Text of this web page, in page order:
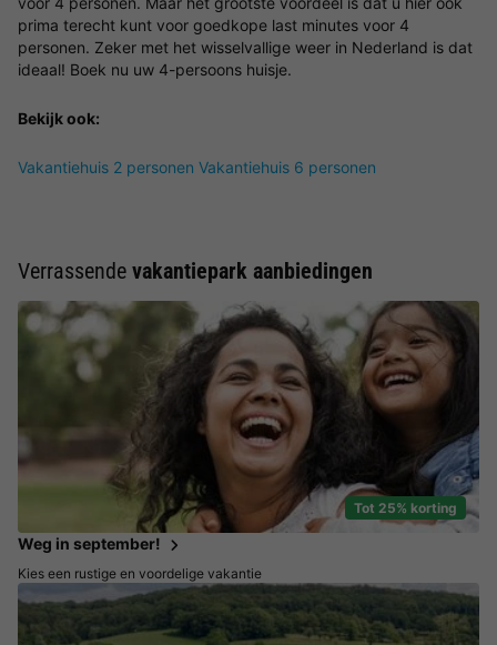
prima terecht kunt voor goedkope last minutes voor 4
personen. Zeker met het wisselvallige weer in Nederland is dat
ideaal! Boek nu uw 4-persoons huisje.
Bekijk ook:
Vakantiehuis 2 personen Vakantiehuis 6 personen
Verrassende vakantiepark aanbiedingen
Tot 25% korting
Weg in september!
Kies een rustige en voordelige vakantie